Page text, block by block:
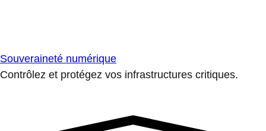
Souveraineté numérique
Contrôlez et protégez vos infrastructures critiques.